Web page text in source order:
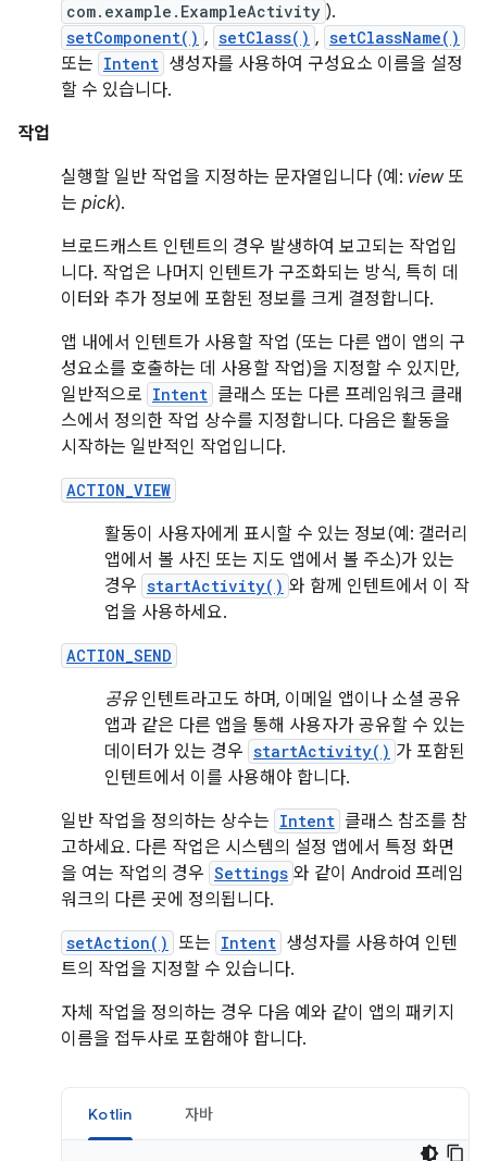
com.example.ExampleActivity ).
setComponent() , setClass() , setClassName()
또는 Intent 생성자를 사용하여 구성요소 이름을 설정
할 수 있습니다.
작업
실행할 일반 작업을 지정하는 문자열입니다 (예: view또
는 pick).
브로드캐스트 인텐트의 경우 발생하여 보고되는 작업입
니다. 작업은 나머지 인텐트가 구조화되는 방식, 특히 데
이터와 추가 정보에 포함된 정보를 크게 결정합니다.
앱 내에서 인텐트가 사용할 작업 (또는 다른 앱이 앱의 구
성요소를 호출하는 데 사용할 작업)을 지정할 수 있지만,
일반적으로 Intent 클래스 또는 다른 프레임워크 클래
스에서 정의한 작업 상수를 지정합니다. 다음은 활동을
시작하는 일반적인 작업입니다.
ACTION_VIEW
활동이 사용자에게 표시할 수 있는 정보(예: 갤러리
앱에서 볼 사진 또는 지도 앱에서 볼 주소)가 있는
경우 startActivity() 와 함께 인텐트에서 이 작
업을 사용하세요.
ACTION_SEND
공유 인텐트라고도 하며, 이메일 앱이나 소셜 공유
앱과 같은 다른 앱을 통해 사용자가 공유할 수 있는
데이터가 있는 경우 startActivity() 가 포함된
인텐트에서 이를 사용해야 합니다.
일반 작업을 정의하는 상수는 Intent 클래스 참조를 참
고하세요. 다른 작업은 시스템의 설정 앱에서 특정 화면
을 여는 작업의 경우 Settings 와 같이 Android 프레임
워크의 다른 곳에 정의됩니다.
setAction() 또는 Intent 생성자를 사용하여 인텐
트의 작업을 지정할 수 있습니다.
자체 작업을 정의하는 경우 다음 예와 같이 앱의 패키지
이름을 접두사로 포함해야 합니다.
Kotlin 자바